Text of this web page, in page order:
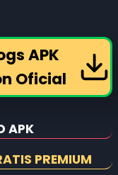
APK
Oficial
APK
PREMIUM